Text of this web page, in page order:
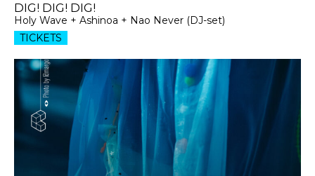
DIG! DIG! DIG!
Holy Wave + Ashinoa + Nao Never (DJ-set)
TICKETS